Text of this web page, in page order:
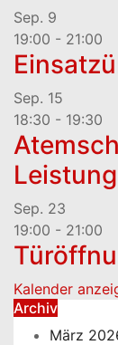
Sep. 9
19:00 - 21:00
Sep. 15
18:30 - 19:30
Sep. 23
19:00 - 21:00
Kalender
Archiv
März